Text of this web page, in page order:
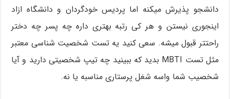
دانشجو پذیرش میکنه اما پردیس خودگردان و دانشگاه ازاد
اینجوری نیستن و هر کی رتبه بهتری داره چه پسر چه دختر
راحتتر قبول میشه. سعی کنید یه تست شخصیت شناسی معتبر
مثل تست MBTI بدید که ببینید چه تیپ شخصیتی دارید و آیا
شخصیب شما واسه شغل پرستاری مناسبه یا نه.